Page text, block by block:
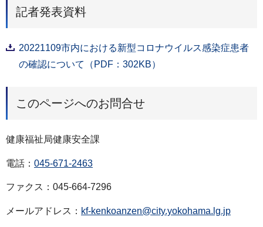
記者発表資料
20221109市内における新型コロナウイルス感染症患者
の確認について（PDF：302KB）
このページへのお問合せ
健康福祉局健康安全課
電話： 045-671-2463
ファクス：045-664-7296
メールアドレス： kf-kenkoanzen@city.yokohama.lg.jp